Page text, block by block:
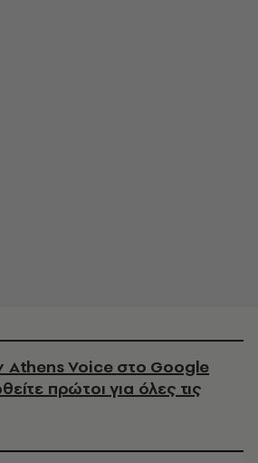
Athens Voice στο Google
πρώτοι για όλες τις